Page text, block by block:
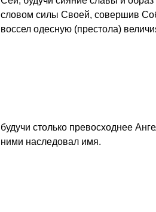
словом силы Своей, совершив
воссел одесную (престола)
будучи столько превосходнее
ними наследовал имя.